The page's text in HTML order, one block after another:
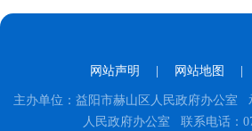
网站声明 网站地图
主办单位：益阳市赫山区人民政府办公室
人民政府办公室 联系电话：